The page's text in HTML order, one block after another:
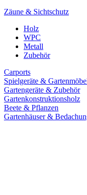
Zäune & Sichtschutz
Holz
WPC
Metall
Zubehör
Carports
Spielgeräte &
Gartengeräte & Zubehör
Gartenkonstruktionsholz
Beete & Pflanzen
Gartenhäuser &